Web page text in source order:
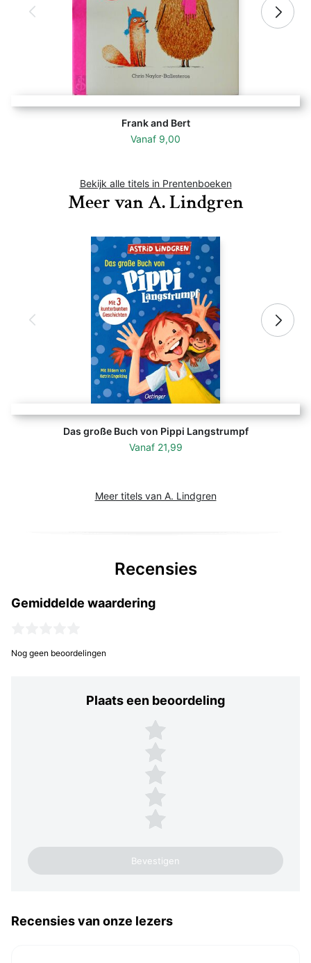
Frank and Bert
Vanaf 9,00
Bekijk alle titels in Prentenboeken
Meer van A. Lindgren
Das große Buch von Pippi Langstrumpf
Vanaf 21,99
Meer titels van A. Lindgren
Recensies
Gemiddelde waardering
Nog geen beoordelingen
Plaats een beoordeling
Plaats een beoordeling
5 sterren
4 sterren
3 sterren
2 sterren
1 ster
Recensies van onze lezers